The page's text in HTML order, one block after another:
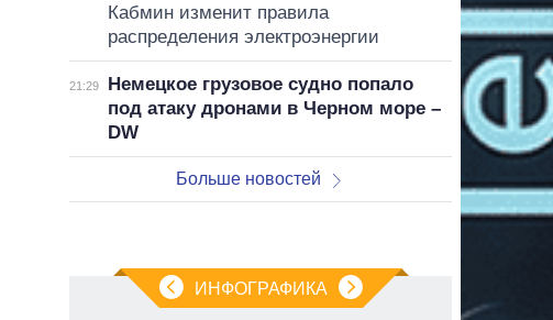
Кабмин изменит правила
распределения электроэнергии
21:29
Немецкое грузовое судно попало
под атаку дронами в Черном море –
DW
Больше новостей
ИНФОГРАФИКА